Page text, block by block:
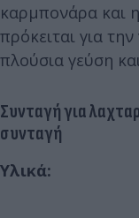
καρμπονάρα και
πρόκειται για
πλούσια γεύση
Συνταγή για
συνταγή
Υλικά: